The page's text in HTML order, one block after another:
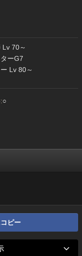
Lv 70～
ーG7
Lv 80～
○
ピー